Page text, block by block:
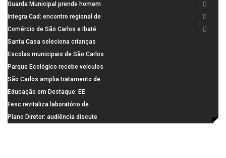
Guarda Municipal prende homem
por tentativa de furto em CEMEI
após cerco em São Carlos
Integra Cad: encontro regional de
segurança púbica será realizado
dia 10 de agosto em São Carlos
Comércio de São Carlos e Ibaté
terá horário especial para o dia
dos Pais
Santa Casa seleciona crianças
para pesquisa sobre dor de
crescimento
Escolas municipais de São Carlos
superam média Nacional do IDEB
Parque Ecológico recebe veículos
elétricos e moderniza rotina de
manejo dos animais
São Carlos amplia tratamento de
resíduos de saúde com autoclave
de última geração
Educação em Destaque: EE
Visconde da Cunha Bueno, em
Santa Eudóxia, alcança nota 7,8
Fesc revitaliza laboratório de
informática da Emeb Ulysses
Plano Diretor: audiência discute